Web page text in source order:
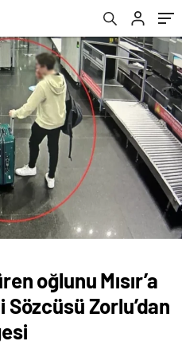
oğlunu Mısır’a
Sözcüsü Zorlu’dan